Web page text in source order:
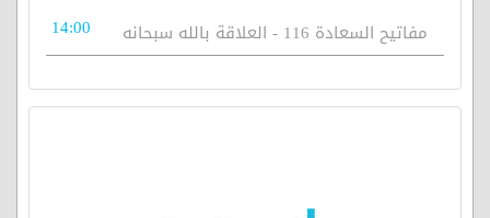
مفاتيح السعادة 116 - العلاقة بالله سبحانه 14:00